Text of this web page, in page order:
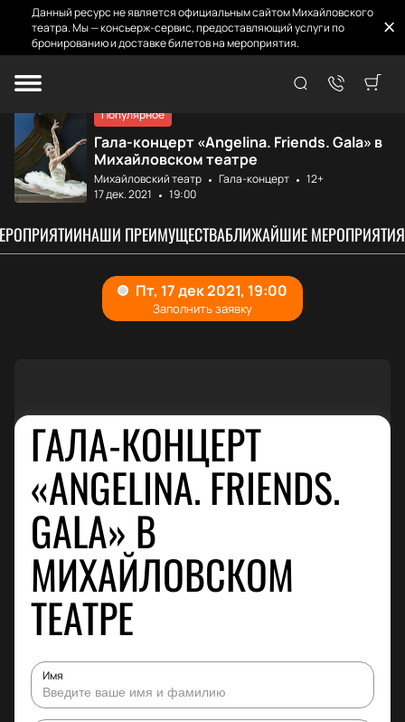
Данный ресурс не является официальным сайтом Михайловского
театра. Мы — консьерж-сервис, предоставляющий услуги по
бронированию и доставке билетов на мероприятия.
Главная
Популярное
Гала-концерт «Angelina. Friends. Gala» в
Михайловском театре
Михайловский театр Гала-концерт
12+
17 дек. 2021
19:00
НАШИ ПРЕИМУЩЕСТВАБЛИЖАЙШИЕ МЕРОПРИЯТИЯ
ГАЛА-КОНЦЕРТ
«ANGELINA. FRIENDS.
GALA» В
МИХАЙЛОВСКОМ
ТЕАТРЕ
Имя